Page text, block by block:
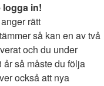
logga in!
rätt
så kan en av två
och du under
år så måste du följa
också att nya